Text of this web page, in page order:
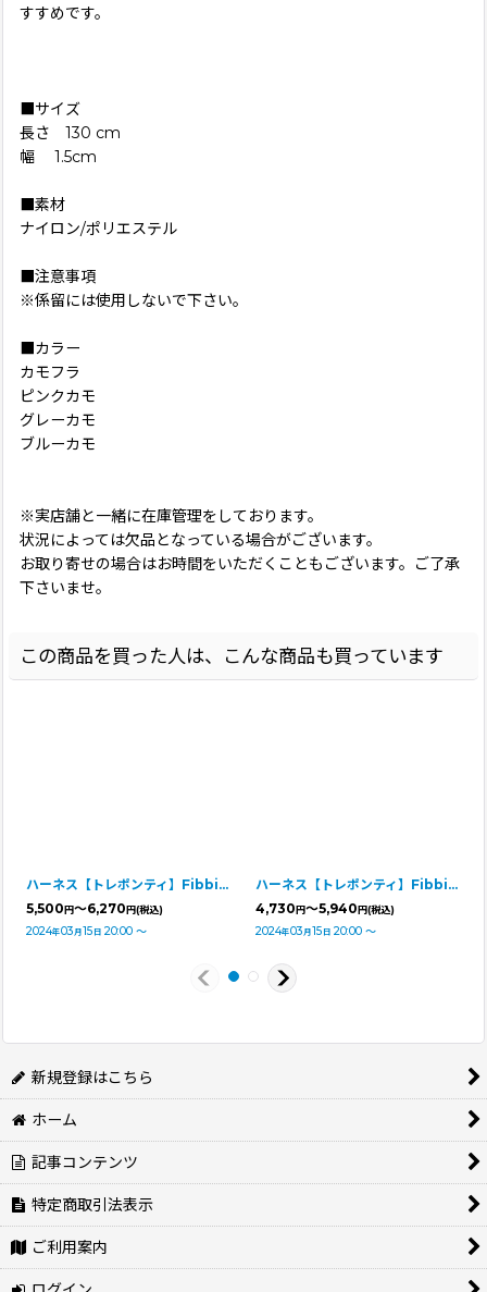
すすめです。
■サイズ
長さ 130 cm
幅 1.5cm
■素材
ナイロン/ポリエステル
■注意事項
※係留には使用しないで下さい。
■カラー
カモフラ
ピンクカモ
グレーカモ
ブルーカモ
※実店舗と一緒に在庫管理をしております。
状況によっては欠品となっている場合がございます。
お取り寄せの場合はお時間をいただくこともございます。ご了承
下さいませ。
この商品を買った人は、こんな商品も買っています
ハーネス【トレポンティ】Fibbia Soft Mesh adjustable type SOFT MESH CAMOUFLAGE
5,500円～6,270円(税込)
2024年03月15 日 20:00 ～
ハーネス【トレポンティ】Fibbia Soft Mesh adjustable type【PASTEL】
4,730円～5,940円(税込)
2024年03月15 日 20:00 ～
新規登録はこちら
ホーム
記事コンテンツ
特定商取引法表示
ご利用案内